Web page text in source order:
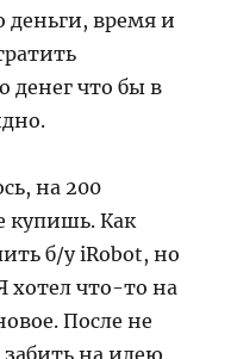
деньги, время и
денег что бы в
на 200
купишь. Как
б/у iRobot, но
хотел что-то на
После не
на идею.